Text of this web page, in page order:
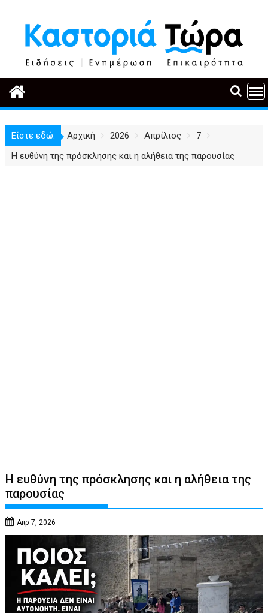
περιεχόμενο
Είστε εδώ: Αρχική 2026 Απρίλιος
7
Η ευθύνη της πρόσκλησης και η αλήθεια της παρουσίας
Η ευθύνη της πρόσκλησης και η αλήθεια της
παρουσίας
Απρ 7, 2026